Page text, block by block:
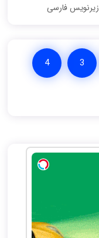
زیرنویس فارسی
3
4